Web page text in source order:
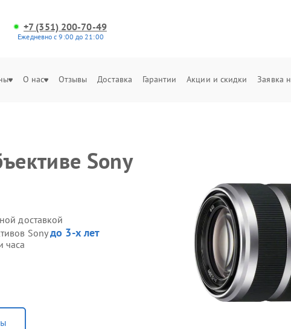
+7 (351) 200-70-49
Ежедневно с 9:00 до 21:00
О нас Отзывы Доставка Гарантии Акции и скидки Заявка
Sony
доставкой
Sonyдо 3-х лет
часа